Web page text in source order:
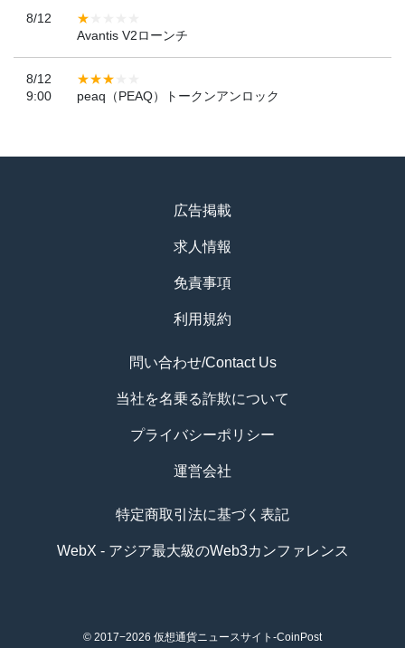
8/12
Avantis V2ローンチ
8/12
9:00
peaq（PEAQ）トークンアンロック
広告掲載
求人情報
免責事項
利用規約
問い合わせ/Contact Us
当社を名乗る詐欺について
プライバシーポリシー
運営会社
特定商取引法に基づく表記
WebX - アジア最大級のWeb3カンファレンス
© 2017−2026 仮想通貨ニュースサイト-CoinPost